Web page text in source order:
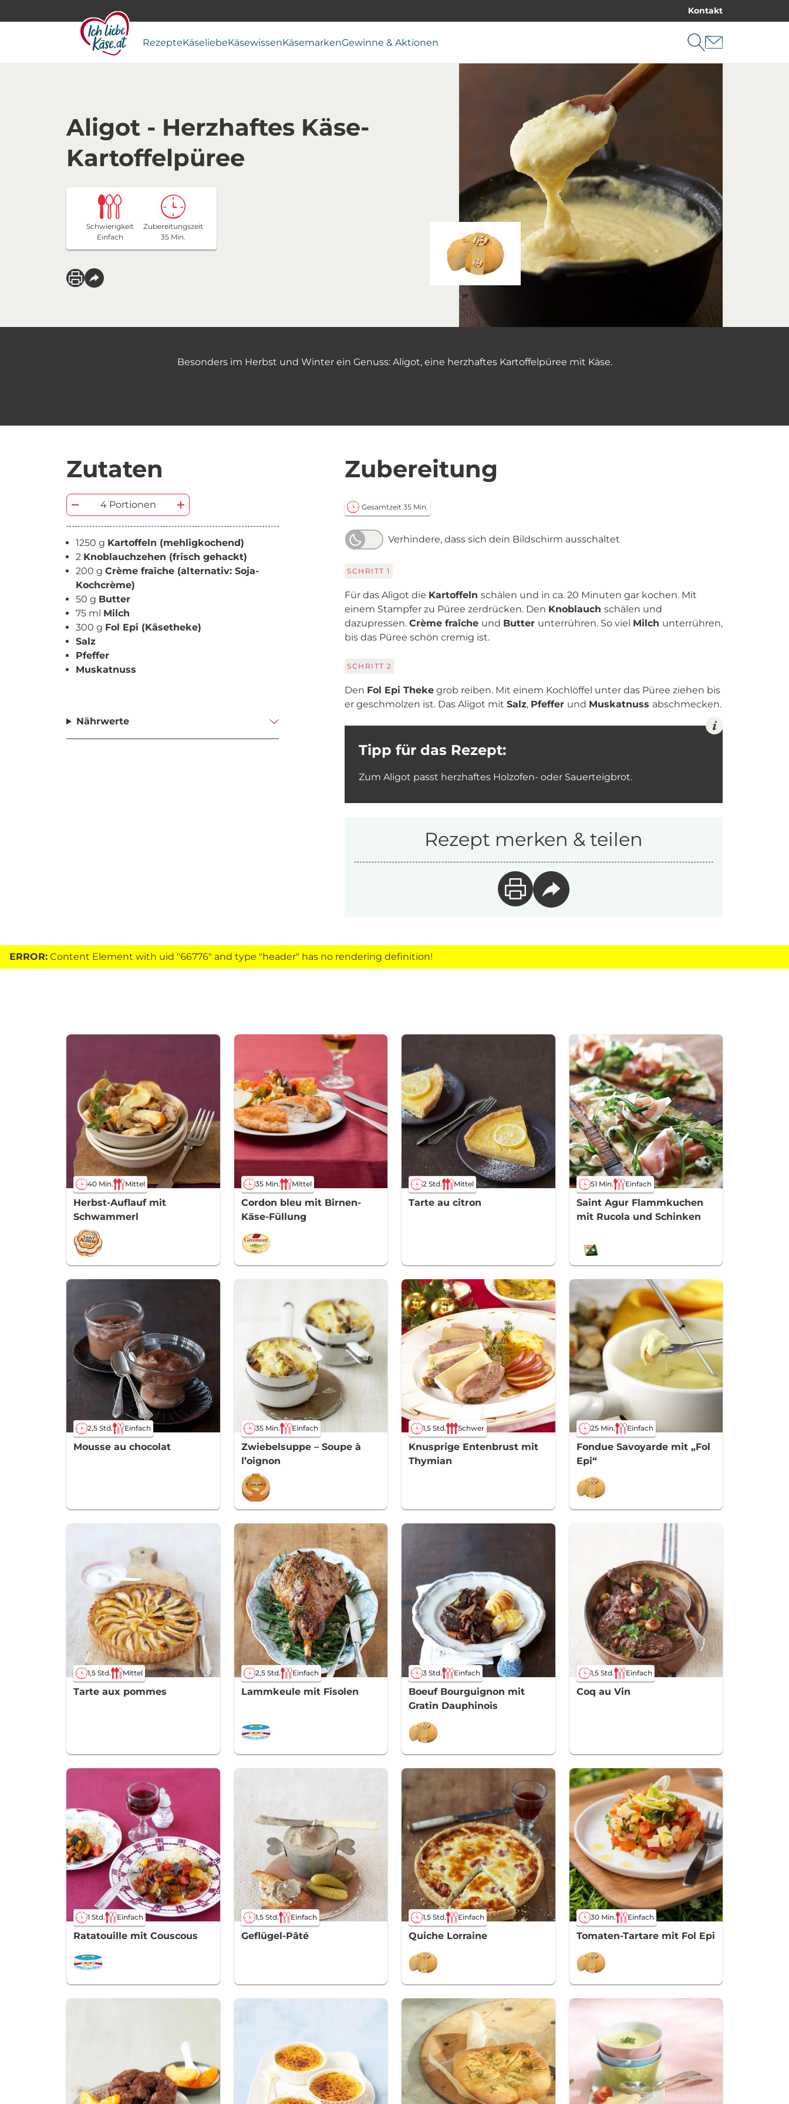
Kontakt
RezepteKäseliebeKäsewissenKäsemarkenGewinne & Aktionen
Aligot - Herzhaftes Käse-
Kartoffelpüree
Schwierigkeit
Einfach
Zubereitungszeit
35 Min.
Besonders im Herbst und Winter ein Genuss: Aligot, eine herzhaftes Kartoffelpüree mit Käse.
Zutaten
4 Portionen
1250 g Kartoffeln (mehligkochend)
2 Knoblauchzehen (frisch gehackt)
200 g Crème fraîche (alternativ: Soja-
Kochcrème)
50 g Butter
75 ml Milch
300 g Fol Epi (Käsetheke)
Salz
Pfeffer
Muskatnuss
Nährwerte
Zubereitung
Gesamtzeit 35 Min.
Verhindere, dass sich dein Bildschirm ausschaltet
SCHRITT 1
Für das Aligot die Kartoffeln schälen und in ca. 20 Minuten gar kochen. Mit
einem Stampfer zu Püree zerdrücken. Den Knoblauch schälen und
dazupressen. Crème fraîche und Butter unterrühren. So viel Milch unterrühren,
bis das Püree schön cremig ist.
SCHRITT 2
Den Fol Epi Theke grob reiben. Mit einem Kochlöffel unter das Püree ziehen bis
er geschmolzen ist. Das Aligot mit Salz, Pfeffer und Muskatnuss abschmecken.
Tipp für das Rezept:
Zum Aligot passt herzhaftes Holzofen- oder Sauerteigbrot.
Rezept merken & teilen
ERROR: Content Element with uid "66776" and type "header" has no rendering definition!
40 Min. Mittel
Herbst-Auflauf mit
Schwammerl
35 Min. Mittel
Cordon bleu mit Birnen-
Käse-Füllung
2 Std. Mittel
Tarte au citron
51 Min. Einfach
Saint Agur Flammkuchen
mit Rucola und Schinken
2,5 Std. Einfach
Mousse au chocolat
35 Min. Einfach
Zwiebelsuppe – Soupe à
l’oignon
1,5 Std. Schwer
Knusprige Entenbrust mit
Thymian
25 Min. Einfach
Fondue Savoyarde mit „Fol
Epi“
1,5 Std. Mittel
Tarte aux pommes
2,5 Std. Einfach
Lammkeule mit Fisolen
3 Std. Einfach
Boeuf Bourguignon mit
Gratin Dauphinois
1,5 Std. Einfach
Coq au Vin
1 Std. Einfach
Ratatouille mit Couscous
1,5 Std. Einfach
Geflügel-Pâté
1,5 Std. Einfach
Quiche Lorraine
30 Min. Einfach
Tomaten-Tartare mit Fol Epi